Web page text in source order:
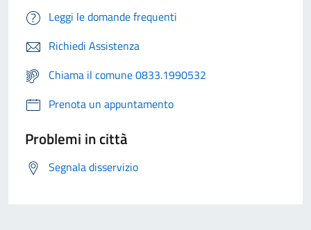
Leggi le domande frequenti
Richiedi Assistenza
Chiama il comune 0833.1990532
Prenota un appuntamento
Problemi in città
Segnala disservizio